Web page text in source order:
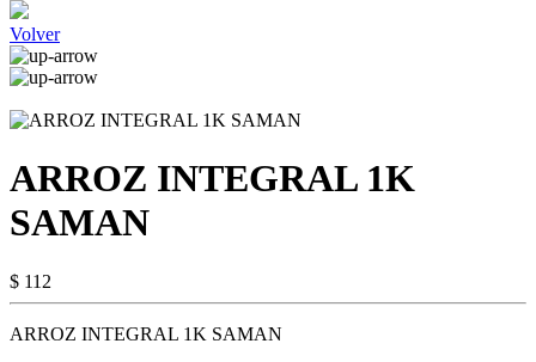
Volver
ARROZ INTEGRAL 1K
SAMAN
$ 112
ARROZ INTEGRAL 1K SAMAN